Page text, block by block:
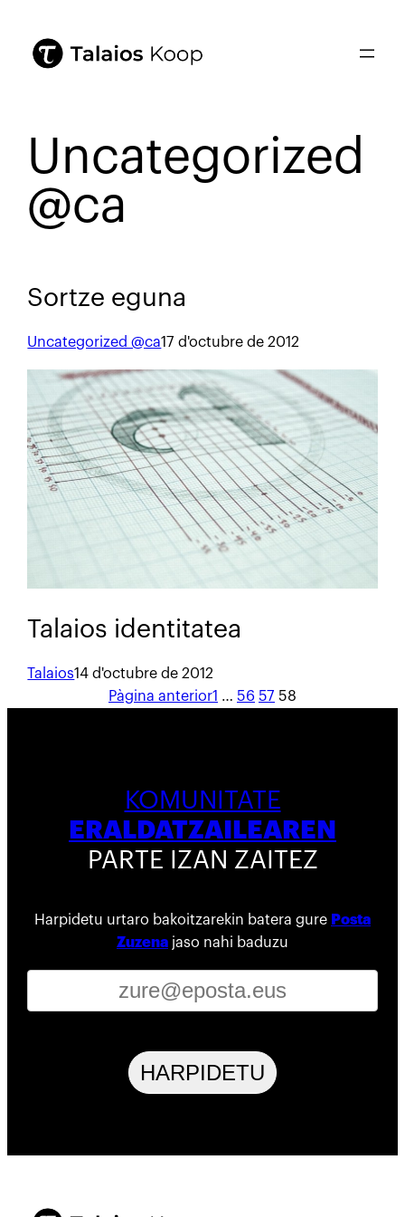
Uncategorized
@ca
Sortze eguna
Uncategorized @ca17 d'octubre de 2012
Talaios identitatea
Talaios14 d'octubre de 2012
Pàgina anterior1 … 56 57 58
KOMUNITATE
ERALDATZAILEAREN
PARTE IZAN ZAITEZ
Harpidetu urtaro bakoitzarekin batera gure Posta
Zuzena jaso nahi baduzu
HARPIDETU